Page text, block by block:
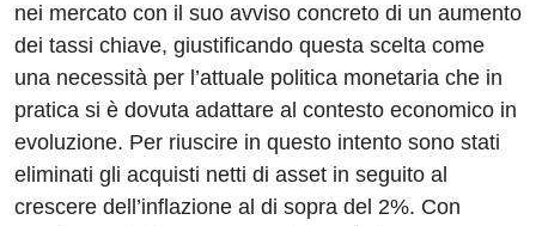
nei mercato con il suo avviso concreto di un aumento
dei tassi chiave, giustificando questa scelta come
una necessità per l’attuale politica monetaria che in
pratica si è dovuta adattare al contesto economico in
evoluzione. Per riuscire in questo intento sono stati
eliminati gli acquisti netti di asset in seguito al
crescere dell’inflazione al di sopra del 2%. Con